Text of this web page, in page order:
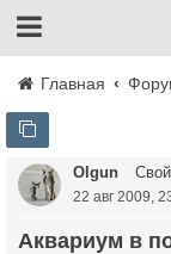
Главная
Olgun
22 авг 2009,
Аквариум в